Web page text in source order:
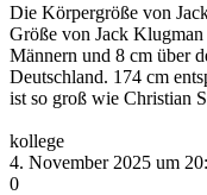
Die Körpergröße von
Größe von Jack
Männern und 8 cm über
Deutschland. 174 cm
ist so groß wie Christian
kollege
4. November 2025 um
0